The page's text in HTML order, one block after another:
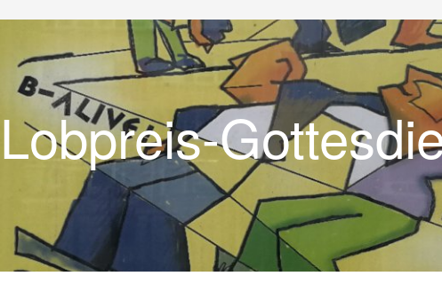
Lobpreis-